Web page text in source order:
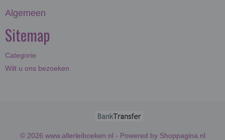
Algemeen
Sitemap
Categorie
Wilt u ons bezoeken
© 2026 www.allerleiboeken.nl - Powered by Shoppagina.nl